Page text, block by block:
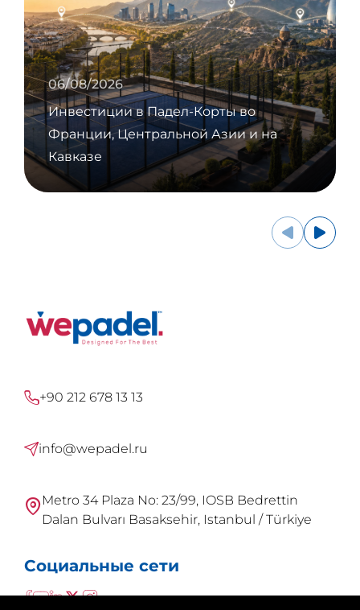
06/08/2026
Инвестиции в Падел-Корты во
Франции, Центральной Азии и на
Кавказе
+90 212 678 13 13
info@wepadel.ru
Metro 34 Plaza No: 23/99, IOSB Bedrettin
Dalan Bulvarı Basaksehir, Istanbul / Türkiye
Социальные сети